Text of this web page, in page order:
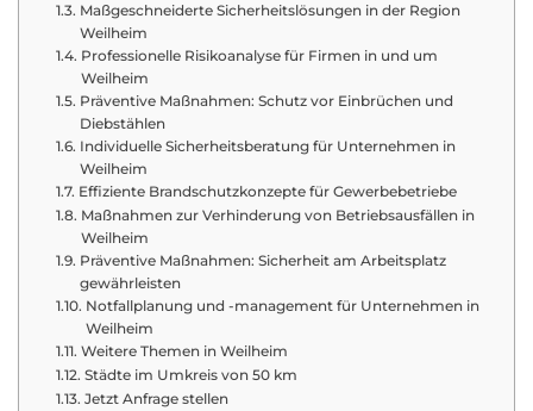
Maßgeschneiderte Sicherheitslösungen in der Region
Weilheim
Professionelle Risikoanalyse für Firmen in und um
Weilheim
Präventive Maßnahmen: Schutz vor Einbrüchen und
Diebstählen
Individuelle Sicherheitsberatung für Unternehmen in
Weilheim
Effiziente Brandschutzkonzepte für Gewerbebetriebe
Maßnahmen zur Verhinderung von Betriebsausfällen in
Weilheim
Präventive Maßnahmen: Sicherheit am Arbeitsplatz
gewährleisten
Notfallplanung und -management für Unternehmen in
Weilheim
Weitere Themen in Weilheim
Städte im Umkreis von 50 km
Jetzt Anfrage stellen